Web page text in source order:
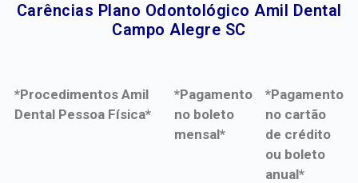
Carências Plano Odontológico Amil Dental
Campo Alegre SC​
*Procedimentos Amil
Dental Pessoa Física*
*Pagamento
no boleto
mensal*
*Pagamento
no cartão
de crédito
ou boleto
anual*